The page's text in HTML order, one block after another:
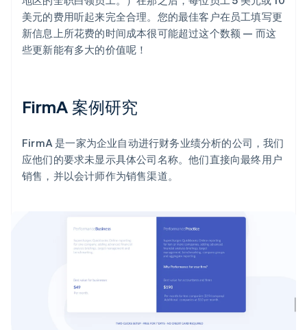
美元的费用听起来完全合理。您的最佳客户在员工填写更
新信息上所花费的时间成本很可能超过这个数额 — 而这
些更新能有多大的价值呢！
FirmA 案例研究
FirmA 是一家为企业自动进行财务业绩分析的公司，我们
应他们的要求未显示具体公司名称。他们直接向最终用户
销售，并以会计师作为销售渠道。